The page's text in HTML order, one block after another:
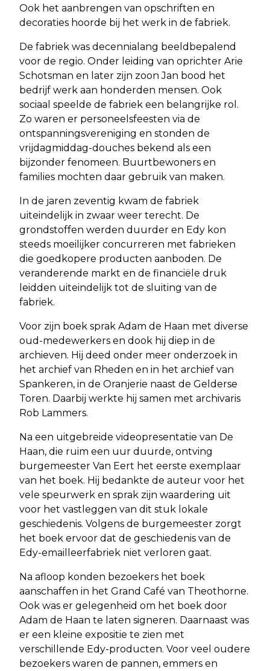
Ook het aanbrengen van opschriften en
decoraties hoorde bij het werk in de fabriek.
De fabriek was decennialang beeldbepalend
voor de regio. Onder leiding van oprichter Arie
Schotsman en later zijn zoon Jan bood het
bedrijf werk aan honderden mensen. Ook
sociaal speelde de fabriek een belangrijke rol.
Zo waren er personeelsfeesten via de
ontspanningsvereniging en stonden de
vrijdagmiddag-douches bekend als een
bijzonder fenomeen. Buurtbewoners en
families mochten daar gebruik van maken.
In de jaren zeventig kwam de fabriek
uiteindelijk in zwaar weer terecht. De
grondstoffen werden duurder en Edy kon
steeds moeilijker concurreren met fabrieken
die goedkopere producten aanboden. De
veranderende markt en de financiële druk
leidden uiteindelijk tot de sluiting van de
fabriek.
Voor zijn boek sprak Adam de Haan met diverse
oud-medewerkers en dook hij diep in de
archieven. Hij deed onder meer onderzoek in
het archief van Rheden en in het archief van
Spankeren, in de Oranjerie naast de Gelderse
Toren. Daarbij werkte hij samen met archivaris
Rob Lammers.
Na een uitgebreide videopresentatie van De
Haan, die ruim een uur duurde, ontving
burgemeester Van Eert het eerste exemplaar
van het boek. Hij bedankte de auteur voor het
vele speurwerk en sprak zijn waardering uit
voor het vastleggen van dit stuk lokale
geschiedenis. Volgens de burgemeester zorgt
het boek ervoor dat de geschiedenis van de
Edy-emailleerfabriek niet verloren gaat.
Na afloop konden bezoekers het boek
aanschaffen in het Grand Café van Theothorne.
Ook was er gelegenheid om het boek door
Adam de Haan te laten signeren. Daarnaast was
er een kleine expositie te zien met
verschillende Edy-producten. Voor veel oudere
bezoekers waren de pannen, emmers en